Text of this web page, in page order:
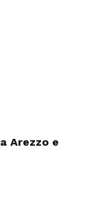
Arezzo e